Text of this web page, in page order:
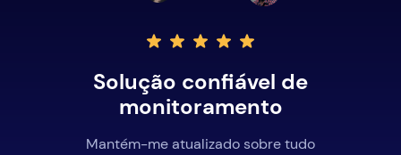
Solução confiável de
monitoramento
Mantém-me atualizado sobre tudo